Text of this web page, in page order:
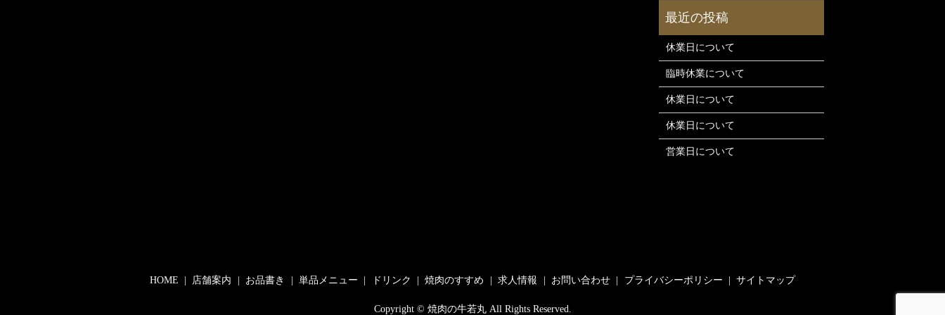
休業日について
臨時休業について
休業日について
休業日について
営業日について
HOME 店舗案内 お品書き 単品メニュー ドリンク 焼肉のすすめ 求人情報 お問い合わせ プライバシーポリシー サイトマップ
Copyright © 焼肉の牛若丸 All Rights Reserved.